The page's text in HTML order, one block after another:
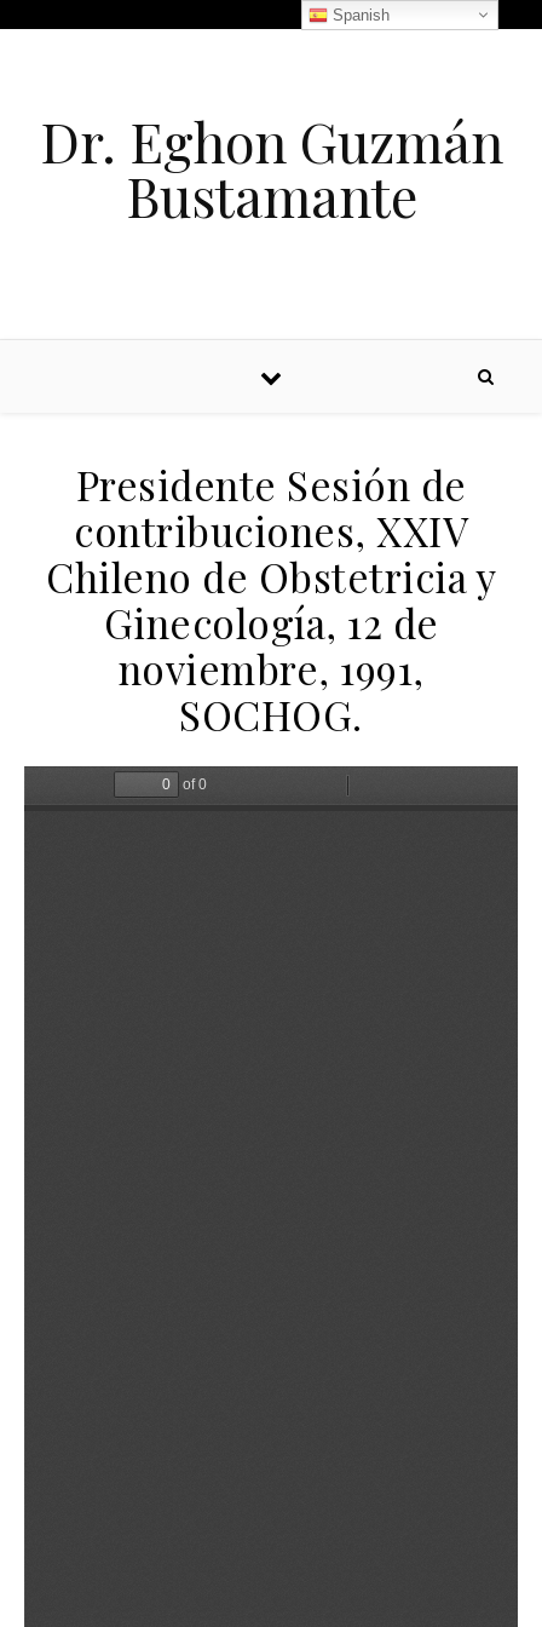
Dr. Eghon Guzmán
Bustamante
Presidente Sesión de
contribuciones, XXIV
Chileno de Obstetricia y
Ginecología, 12 de
noviembre, 1991,
SOCHOG.
Spanish